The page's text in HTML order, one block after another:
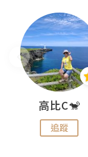
高比C🐒
追蹤